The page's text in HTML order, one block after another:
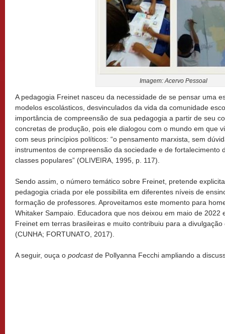
Imagem: Acervo Pessoal
A pedagogia Freinet nasceu da necessidade de se pensar uma
modelos escolásticos, desvinculados da vida da comunidade
importância de compreensão de sua pedagogia a partir de seu
concretas de produção, pois ele dialogou com o mundo em que
com seus princípios políticos: “o pensamento marxista, sem
instrumentos de compreensão da sociedade e de fortalecimento
classes populares” (OLIVEIRA, 1995, p. 117).
Sendo assim, o número temático sobre Freinet, pretende
pedagogia criada por ele possibilita em diferentes níveis de
formação de professores. Aproveitamos este momento para
Whitaker Sampaio. Educadora que nos deixou em maio de 2022
Freinet em terras brasileiras e muito contribuiu para a
(CUNHA; FORTUNATO, 2017).
A seguir, ouça o podcastde Pollyanna Fecchi ampliando a